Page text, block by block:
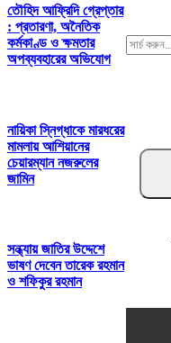
তৌহিদ আফ্রিদি গ্রেপ্তার
: প্রতারণা, অনৈতিক
কর্মকাণ্ড ও ক্ষমতার
অপব্যবহারের অভিযোগ
নায়িকা স্নিগ্ধাকে মারধরের
মামলায় আশিয়ানের
চেয়ারম্যান নজরুলের
জামিন
সন্ধ্যায় জাতির উদ্দেশে
ভাষণ দেবেন তারেক রহমান
ও শফিকুর রহমান
Search
For: